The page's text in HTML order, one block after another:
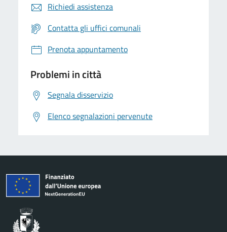
Richiedi assistenza
Contatta gli uffici comunali
Prenota appuntamento
Problemi in città
Segnala disservizio
Elenco segnalazioni pervenute